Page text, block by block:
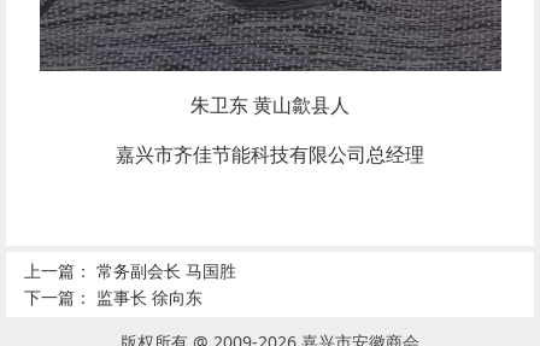
朱卫东 黄山歙县人
嘉兴市齐佳节能科技有限公司总经理
上一篇： 常务副会长 马国胜
下一篇： 监事长 徐向东